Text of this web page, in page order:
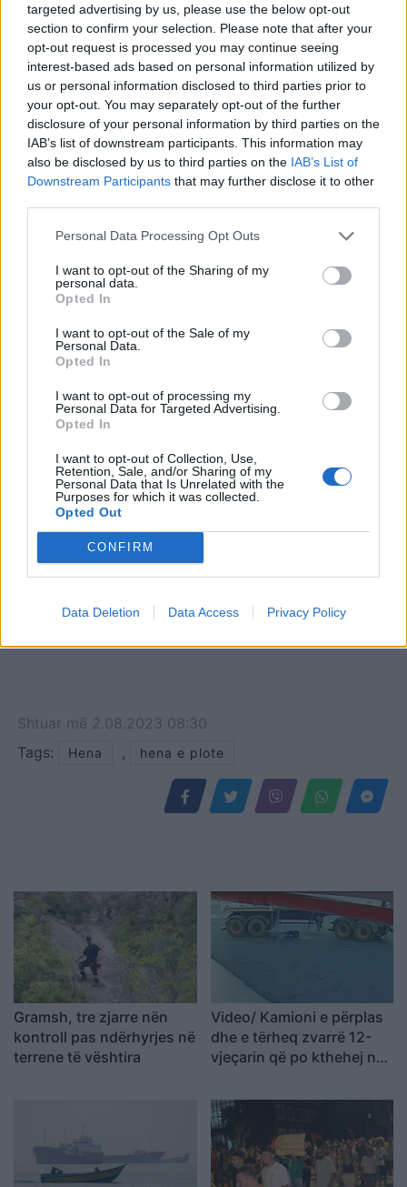
targeted advertising by us, please use the below opt-out
section to confirm your selection. Please note that after your
opt-out request is processed you may continue seeing
interest-based ads based on personal information utilized by
us or personal information disclosed to third parties prior to
your opt-out. You may separately opt-out of the further
disclosure of your personal information by third parties on the
IAB’s list of downstream participants. This information may
also be disclosed by us to third parties on the IAB’s List of
Downstream Participants that may further disclose it to other
Personal Data Processing Opt Outs
I want to opt-out of the Sharing of my
personal data.
Opted In
I want to opt-out of the Sale of my
Personal Data.
Opted In
I want to opt-out of processing my
Personal Data for Targeted Advertising.
Opted In
I want to opt-out of Collection, Use,
Retention, Sale, and/or Sharing of my
Personal Data that Is Unrelated with the
Purposes for which it was collected.
Opted Out
CONFIRM
Data Deletion Data Access Privacy Policy
Lajme të ngjashme:
Mos harroni! Sot sytë nga
dukshme “Superhëna blu”
Të gjithë sytë nga qielli,
sonte ndriçon superhëna
e fundit e vitit
Pse quhet Hëna blu, kur
nuk është e tillë?
Shtuar më 2.08.2023 08:30
Tags:
Hena , hena e plote
Gramsh, tre zjarre nën
kontroll pas ndërhyrjes në
terrene të vështira
Video/ Kamioni e përplas
dhe e tërheq zvarrë 12-
vjeçarin që po kthehej nga
mrekullisht